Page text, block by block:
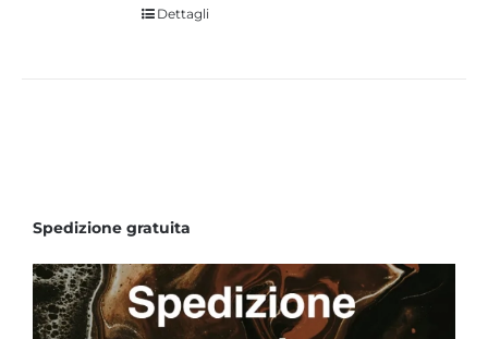
Dettagli
Spedizione gratuita